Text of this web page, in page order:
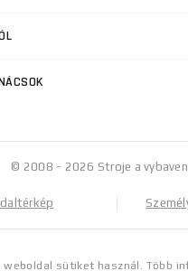
© 2008 - 2026 Stroje a
weboldal sütiket használ. Több